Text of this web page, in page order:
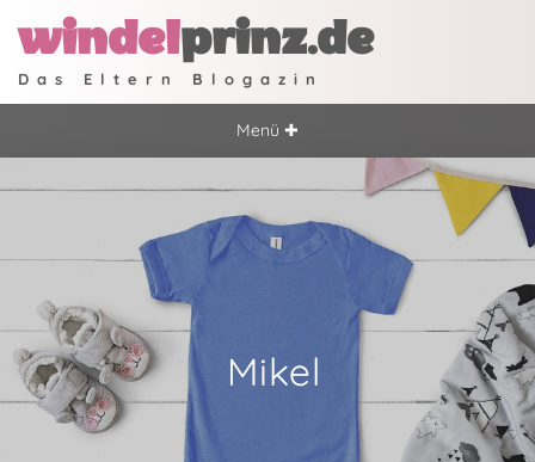
windelprinz.de
Das Eltern Blogazin
Menü ✚
Mikel